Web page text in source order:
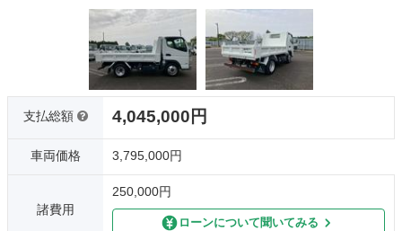
支払総額 4,045,000円
車両価格 3,795,000円
諸費用
250,000円
ローンについて聞いてみる